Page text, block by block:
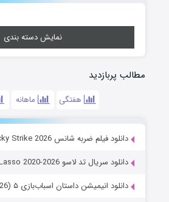
نمایش دسته بندی
مطالب پربازدید
هفتگی ماهانه
دانلود فیلم ضربه شانس Lucky Strike 2026
دانلود سریال تد لاسو Ted Lasso 2020-2026
دانلود انیمیشن داستان اسباب‌بازی ۵ Toy Story 5 (2026)